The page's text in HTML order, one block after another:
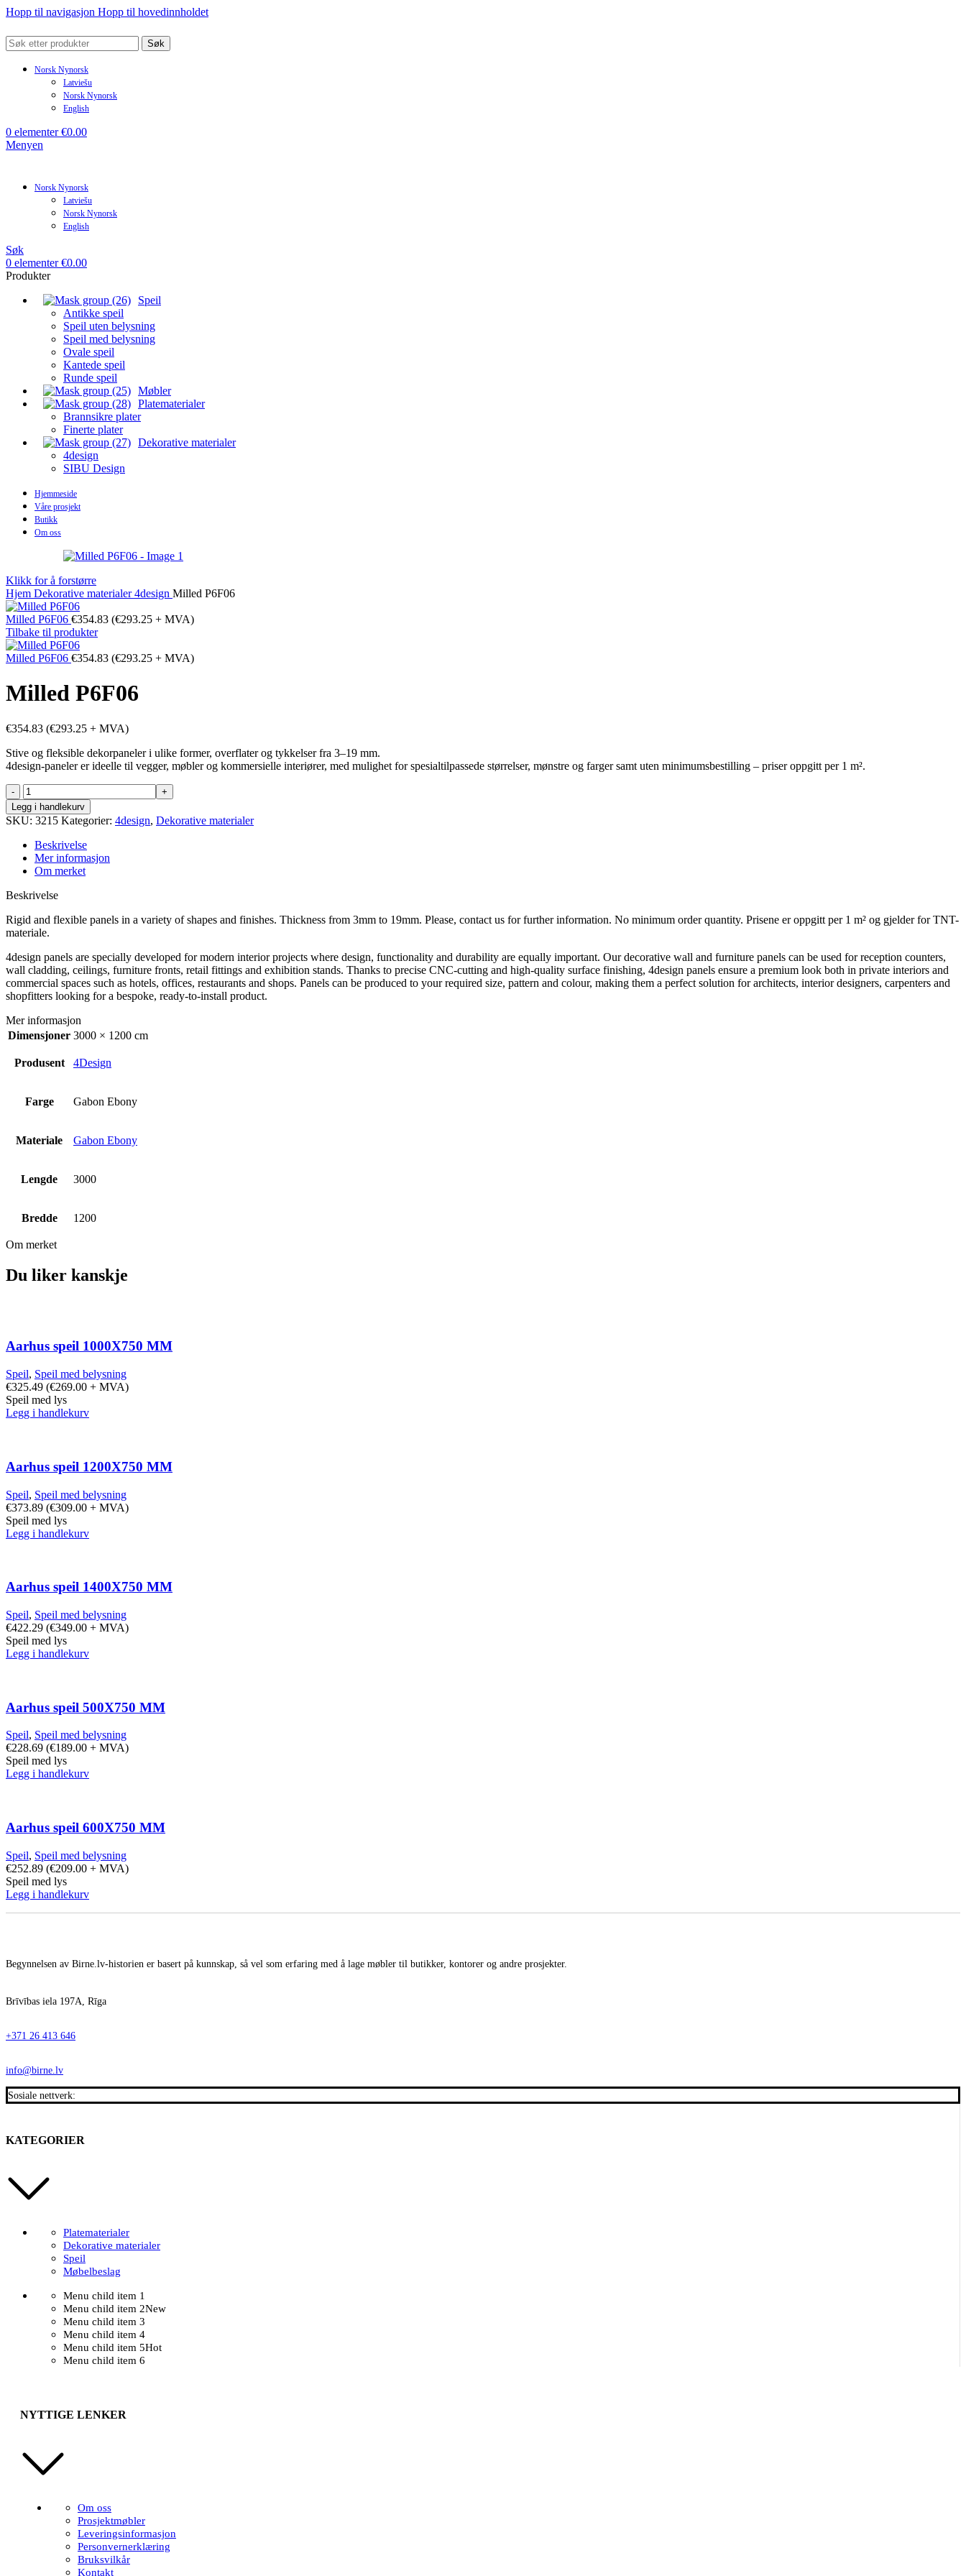
Hopp til navigasjon Hopp til hovedinnholdet
Søk
Norsk Nynorsk
Latviešu
Norsk Nynorsk
English
0 elementer €0.00
Menyen
Norsk Nynorsk
Latviešu
Norsk Nynorsk
English
Søk
0 elementer €0.00
Produkter
Speil
Antikke speil
Speil uten belysning
Speil med belysning
Ovale speil
Kantede speil
Runde speil
Møbler
Platematerialer
Brannsikre plater
Finerte plater
Dekorative materialer
4design
SIBU Design
Hjemmeside
Våre prosjekt
Butikk
Om oss
Klikk for å forstørre
Hjem Dekorative materialer4design Milled P6F06
Milled P6F06 €354.83 (€293.25 + MVA)
Tilbake til produkter
Milled P6F06 €354.83 (€293.25 + MVA)
Milled P6F06
€354.83 (€293.25 + MVA)
Stive og fleksible dekorpaneler i ulike former, overflater og tykkelser fra 3–19 mm.
4design-paneler er ideelle til vegger, møbler og kommersielle interiører, med mulighet for spesialtilpassede størrelser, mønstre og farger samt uten minimumsbestilling – priser oppgitt per 1 m².
Milled
P6F06
antall
Legg i handlekurv
SKU: 3215 Kategorier: 4design, Dekorative materialer
Beskrivelse
Mer informasjon
Om merket
Beskrivelse
Rigid and flexible panels in a variety of shapes and finishes. Thickness from 3mm to 19mm. Please, contact us for further information. No minimum order quantity. Prisene er oppgitt per 1 m² og gjelder for TNT-
materiale.
4design panels are specially developed for modern interior projects where design, functionality and durability are equally important. Our decorative wall and furniture panels can be used for reception counters,
wall cladding, ceilings, furniture fronts, retail fittings and exhibition stands. Thanks to precise CNC-cutting and high-quality surface finishing, 4design panels ensure a premium look both in private interiors and
commercial spaces such as hotels, offices, restaurants and shops. Panels can be produced to your required size, pattern and colour, making them a perfect solution for architects, interior designers, carpenters and
shopfitters looking for a bespoke, ready-to-install product.
Mer informasjon
Dimensjoner 3000 × 1200 cm
Produsent 4Design
Farge Gabon Ebony
Materiale Gabon Ebony
Lengde 3000
Bredde 1200
Om merket
Du liker kanskje
Aarhus speil 1000X750 MM
Speil, Speil med belysning
€325.49 (€269.00 + MVA)
Speil med lys
Legg i handlekurv
Aarhus speil 1200X750 MM
Speil, Speil med belysning
€373.89 (€309.00 + MVA)
Speil med lys
Legg i handlekurv
Aarhus speil 1400X750 MM
Speil, Speil med belysning
€422.29 (€349.00 + MVA)
Speil med lys
Legg i handlekurv
Aarhus speil 500X750 MM
Speil, Speil med belysning
€228.69 (€189.00 + MVA)
Speil med lys
Legg i handlekurv
Aarhus speil 600X750 MM
Speil, Speil med belysning
€252.89 (€209.00 + MVA)
Speil med lys
Legg i handlekurv
Begynnelsen av Birne.lv-historien er basert på kunnskap, så vel som erfaring med å lage møbler til butikker, kontorer og andre prosjekter.
Brīvības iela 197A, Rīga
+371 26 413 646
info@birne.lv
Sosiale nettverk:
KATEGORIER
Platematerialer
Dekorative materialer
Speil
Møbelbeslag
Menu child item 1
Menu child item 2New
Menu child item 3
Menu child item 4
Menu child item 5Hot
Menu child item 6
NYTTIGE LENKER
Om oss
Prosjektmøbler
Leveringsinformasjon
Personvernerklæring
Bruksvilkår
Kontakt